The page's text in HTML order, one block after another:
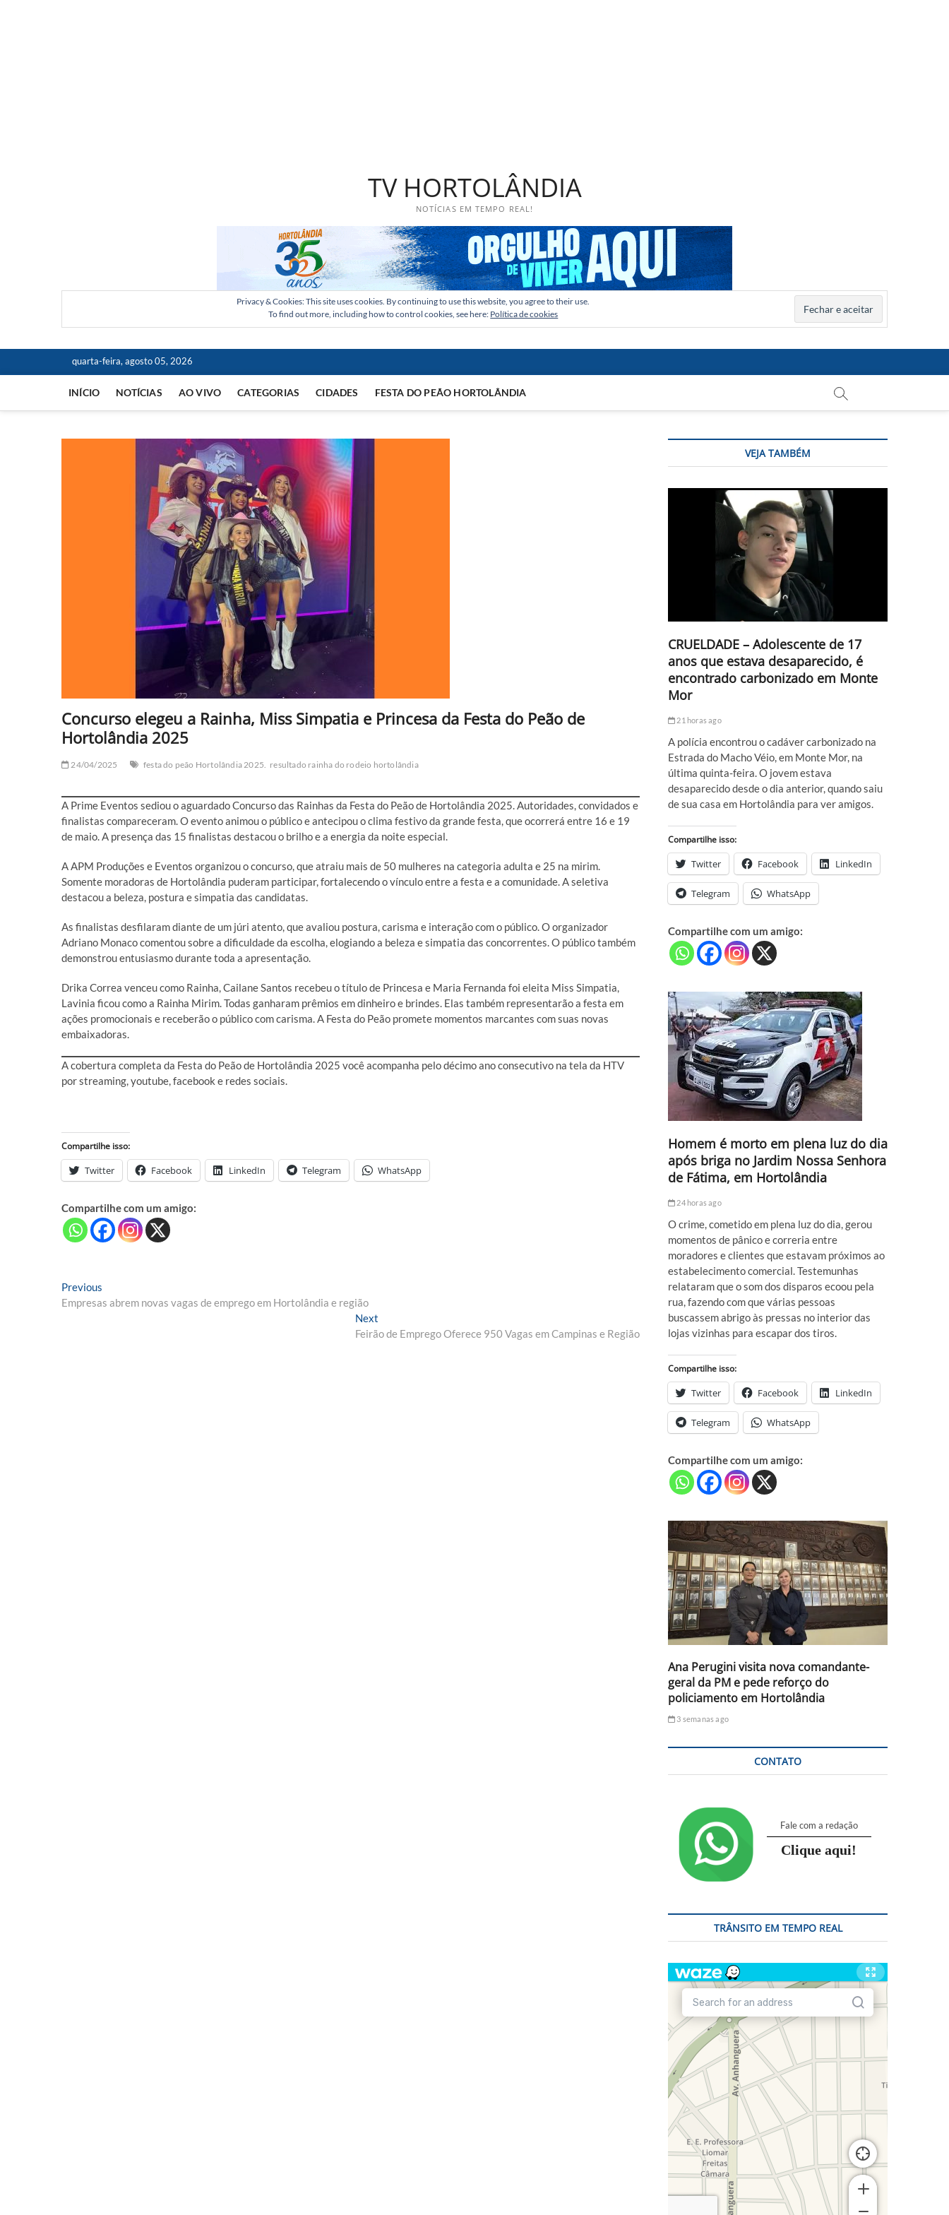
TV HORTOLÂNDIA
NOTÍCIAS EM TEMPO REAL!
Privacy & Cookies: This site uses cookies. By continuing to use this website, you agree to their use.
To find out more, including how to control cookies, see here: Política de cookies
quarta-feira, agosto 05, 2026
INÍCIO NOTÍCIAS AO VIVO CATEGORIAS CIDADES FESTA DO PEÃO HORTOLÂNDIA
Concurso elegeu a Rainha, Miss Simpatia e Princesa da Festa do Peão de
Hortolândia 2025
24/04/2025 festa do peão Hortolândia 2025. resultado rainha do rodeio hortolândia
A Prime Eventos sediou o aguardado Concurso das Rainhas da Festa do Peão de Hortolândia 2025. Autoridades, convidados e
finalistas compareceram. O evento animou o público e antecipou o clima festivo da grande festa, que ocorrerá entre 16 e 19
de maio. A presença das 15 finalistas destacou o brilho e a energia da noite especial.
A APM Produções e Eventos organizou o concurso, que atraiu mais de 50 mulheres na categoria adulta e 25 na mirim.
Somente moradoras de Hortolândia puderam participar, fortalecendo o vínculo entre a festa e a comunidade. A seletiva
destacou a beleza, postura e simpatia das candidatas.
As finalistas desfilaram diante de um júri atento, que avaliou postura, carisma e interação com o público. O organizador
Adriano Monaco comentou sobre a dificuldade da escolha, elogiando a beleza e simpatia das concorrentes. O público também
demonstrou entusiasmo durante toda a apresentação.
Drika Correa venceu como Rainha, Cailane Santos recebeu o título de Princesa e Maria Fernanda foi eleita Miss Simpatia,
Lavinia ficou como a Rainha Mirim. Todas ganharam prêmios em dinheiro e brindes. Elas também representarão a festa em
ações promocionais e receberão o público com carisma. A Festa do Peão promete momentos marcantes com suas novas
embaixadoras.
A cobertura completa da Festa do Peão de Hortolândia 2025 você acompanha pelo décimo ano consecutivo na tela da HTV
por streaming, youtube, facebook e redes sociais.
Compartilhe isso:
Twitter Facebook LinkedIn Telegram WhatsApp
Compartilhe com um amigo:
Navegação
de
Previous
post:
Empresas abrem novas vagas de emprego em Hortolândia e região
Next
post:
Feirão de Emprego Oferece 950 Vagas em Campinas e Região
VEJA TAMBÉM
CRUELDADE – Adolescente de 17
anos que estava desaparecido, é
encontrado carbonizado em Monte
Mor
21 horas ago
A polícia encontrou o cadáver carbonizado na
Estrada do Macho Véio, em Monte Mor, na
última quinta-feira. O jovem estava
desaparecido desde o dia anterior, quando saiu
de sua casa em Hortolândia para ver amigos.
Compartilhe isso:
Twitter Facebook LinkedIn
Telegram WhatsApp
Compartilhe com um amigo:
Homem é morto em plena luz do dia
após briga no Jardim Nossa Senhora
de Fátima, em Hortolândia
24 horas ago
O crime, cometido em plena luz do dia, gerou
momentos de pânico e correria entre
moradores e clientes que estavam próximos ao
estabelecimento comercial. Testemunhas
relataram que o som dos disparos ecoou pela
rua, fazendo com que várias pessoas
buscassem abrigo às pressas no interior das
lojas vizinhas para escapar dos tiros.
Compartilhe isso:
Twitter Facebook LinkedIn
Telegram WhatsApp
Compartilhe com um amigo:
Ana Perugini visita nova comandante-
geral da PM e pede reforço do
policiamento em Hortolândia
3 semanas ago
CONTATO
Fale com a redação
Clique aqui!
TRÂNSITO EM TEMPO REAL